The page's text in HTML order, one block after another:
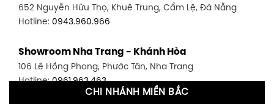
Hotline:0902.716.230
591 Hoàng Văn Thụ, P. 4, Tân Bình, TP HCM
Hotline:0906.256.759
Showroom Tân Bình 2 - TP. HCM
652 Nguyễn Hữu Thọ, Khuê Trung, Cẩm Lệ, Đà Nẵng
Hotline: 0943.960.966
Showroom Nha Trang - Khánh Hòa
106 Lê Hồng Phong, Phước Tân, Nha Trang
Hotline:0961.963.463
CHI NHÁNH MIỀN BẮC